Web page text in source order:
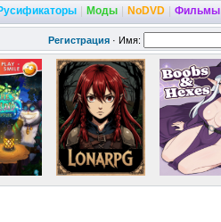
Моды NoDVD Фильмы
Регистрация · Имя: